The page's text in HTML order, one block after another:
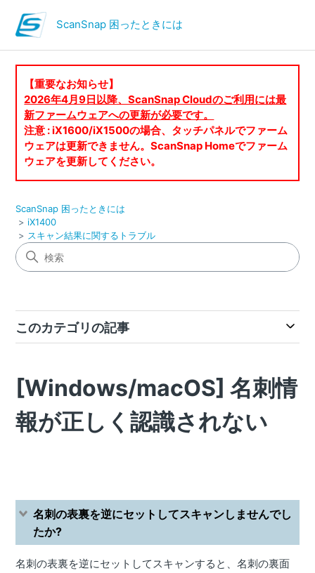
ScanSnap 困ったときには
【重要なお知らせ】
2026年4月9日以降、ScanSnap Cloudのご利用には最
新ファームウェアへの更新が必要です。
注意 : iX1600/iX1500の場合、タッチパネルでファーム
ウェアは更新できません。ScanSnap Homeでファーム
ウェアを更新してください。
ScanSnap 困ったときには
iX1400
スキャン結果に関するトラブル
このカテゴリの記事
[Windows/macOS] 名刺情
報が正しく認識されない
名刺の表裏を逆にセットしてスキャンしませんでし
たか?
名刺の表裏を逆にセットしてスキャンすると、名刺の裏面